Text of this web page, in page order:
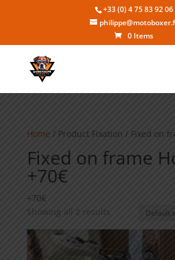
+33 (0) 4 75 83 92 06
0 Items
Home / Product Fixation / Fixed on
Fixed on frame
+70€
+70€
Showing all 2 results